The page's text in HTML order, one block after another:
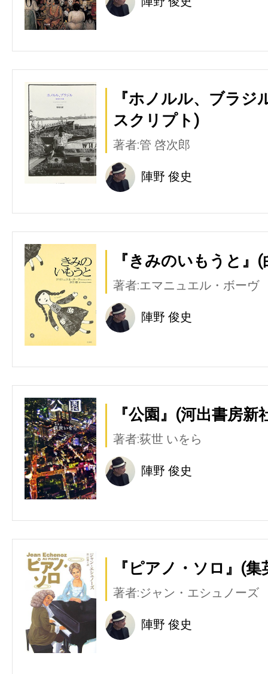
『ホノルル、ブラジ
スクリプト)
著者:管 啓次郎
陣野 俊史
『きみのいもうと』
著者:エマニュエル・ボーヴ
陣野 俊史
『公園』(河出書房新
著者:荻世 いをら
陣野 俊史
『ピアノ・ソロ』(集
著者:ジャン・エシュノーズ
陣野 俊史